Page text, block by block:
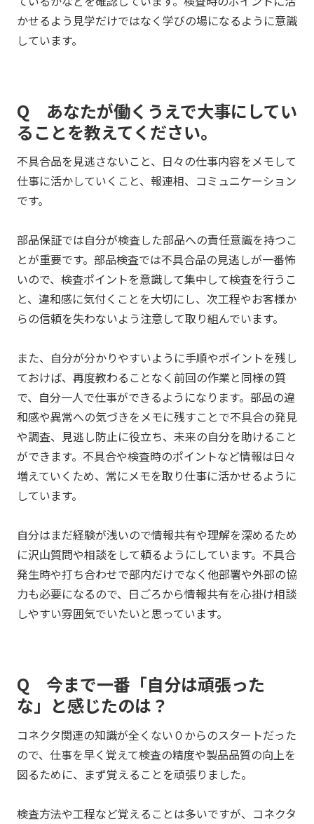
かせるよう見学だけではなく学びの場になるように意識
しています。
Q あなたが働くうえで大事にしてい
ることを教えてください。
不具合品を見逃さないこと、日々の仕事内容をメモして
仕事に活かしていくこと、報連相、コミュニケーション
です。
部品保証では自分が検査した部品への責任意識を持つこ
とが重要です。部品検査では不具合品の見逃しが一番怖
いので、検査ポイントを意識して集中して検査を行うこ
と、違和感に気付くことを大切にし、次工程やお客様か
らの信頼を失わないよう注意して取り組んでいます。
また、自分が分かりやすいように手順やポイントを残し
ておけば、再度教わることなく前回の作業と同様の質
で、自分一人で仕事ができるようになります。部品の違
和感や異常への気づきをメモに残すことで不具合の発見
や調査、見逃し防止に役立ち、未来の自分を助けること
ができます。不具合や検査時のポイントなど情報は日々
増えていくため、常にメモを取り仕事に活かせるように
しています。
自分はまだ経験が浅いので情報共有や理解を深めるため
に沢山質問や相談をして頼るようにしています。不具合
発生時や打ち合わせで部内だけでなく他部署や外部の協
力も必要になるので、日ごろから情報共有を心掛け相談
しやすい雰囲気でいたいと思っています。
Q 今まで一番「自分は頑張った
な」と感じたのは？
コネクタ関連の知識が全くない０からのスタートだった
ので、仕事を早く覚えて検査の精度や製品品質の向上を
図るために、まず覚えることを頑張りました。
検査方法や工程など覚えることは多いですが、コネクタ